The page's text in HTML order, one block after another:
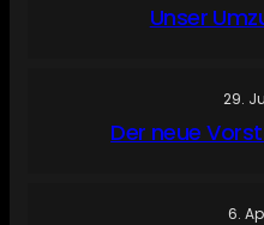
Unser
29.
Der neue
6.